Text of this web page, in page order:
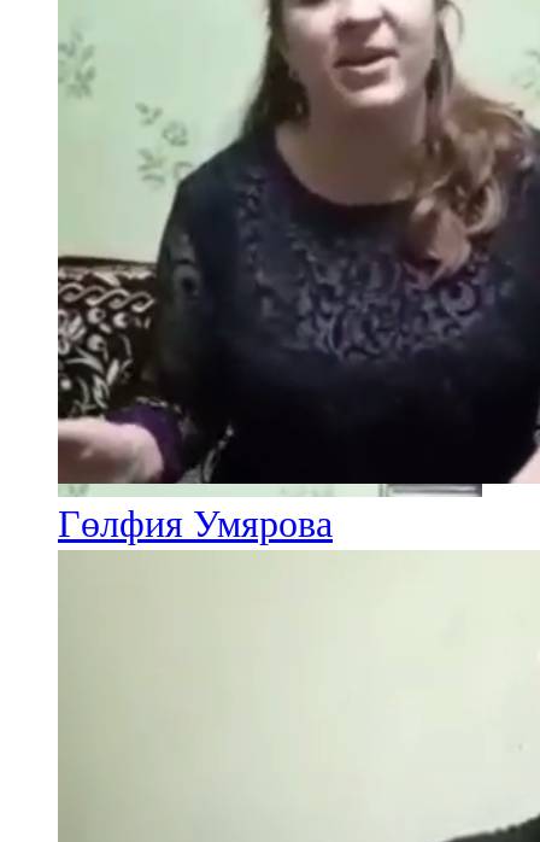
Гөлфия Умярова